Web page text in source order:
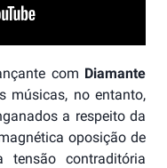
com Diamante
músicas, no entanto,
a respeito da
oposição de
tensão contraditória